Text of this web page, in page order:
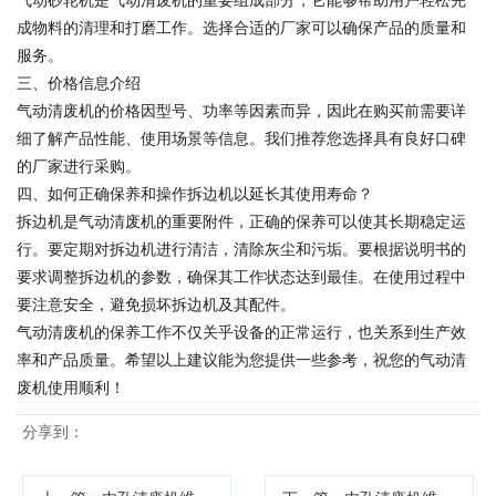
成物料的清理和打磨工作。选择合适的厂家可以确保产品的质量和
服务。
三、价格信息介绍
气动清废机的价格因型号、功率等因素而异，因此在购买前需要详
细了解产品性能、使用场景等信息。我们推荐您选择具有良好口碑
的厂家进行采购。
四、如何正确保养和操作拆边机以延长其使用寿命？
拆边机是气动清废机的重要附件，正确的保养可以使其长期稳定运
行。要定期对拆边机进行清洁，清除灰尘和污垢。要根据说明书的
要求调整拆边机的参数，确保其工作状态达到最佳。在使用过程中
要注意安全，避免损坏拆边机及其配件。
气动清废机的保养工作不仅关乎设备的正常运行，也关系到生产效
率和产品质量。希望以上建议能为您提供一些参考，祝您的气动清
废机使用顺利！
分享到：